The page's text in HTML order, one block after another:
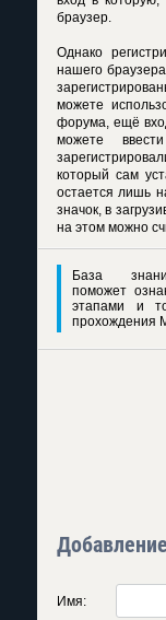
браузер.
Однако
нашего
можете
форума, ещё
можете
который сам
остается лишь
значок, в
на этом можно
База
поможет
этапами и
прохождения
Имя: